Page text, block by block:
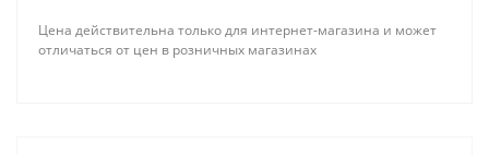
Цена действительна только для интернет-магазина и может
отличаться от цен в розничных магазинах